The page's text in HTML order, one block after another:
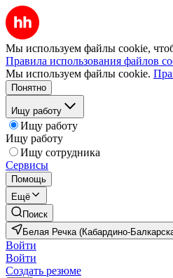
Мы используем файлы cookie,
Правила использования файлов
Мы используем файлы cookie.
Понятно
Ищу работу
Ищу работу
Ищу работу
Ищу сотрудника
Сервисы
Помощь
Ещё
Поиск
Белая Речка (Кабардино-
Войти
Войти
Создать резюме